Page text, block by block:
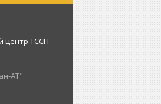
центр ТССП
АТ"